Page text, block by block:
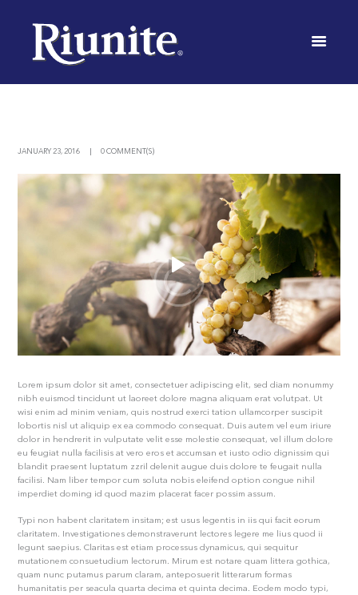
POST
JANUARY 23, 2016 0 COMMENT(S)
Lorem ipsum dolor sit amet, consectetuer adipiscing elit, sed diam nonummy
nibh euismod tincidunt ut laoreet dolore magna aliquam erat volutpat. Ut
wisi enim ad minim veniam, quis nostrud exerci tation ullamcorper suscipit
lobortis nisl ut aliquip ex ea commodo consequat. Duis autem vel eum iriure
dolor in hendrerit in vulputate velit esse molestie consequat, vel illum dolore
eu feugiat nulla facilisis at vero eros et accumsan et iusto odio dignissim qui
blandit praesent luptatum zzril delenit augue duis dolore te feugait nulla
facilisi. Nam liber tempor cum soluta nobis eleifend option congue nihil
imperdiet doming id quod mazim placerat facer possim assum.
Typi non habent claritatem insitam; est usus legentis in iis qui facit eorum
claritatem. Investigationes demonstraverunt lectores legere me lius quod ii
legunt saepius. Claritas est etiam processus dynamicus, qui sequitur
mutationem consuetudium lectorum. Mirum est notare quam littera gothica,
quam nunc putamus parum claram, anteposuerit litterarum formas
humanitatis per seacula quarta decima et quinta decima. Eodem modo typi,